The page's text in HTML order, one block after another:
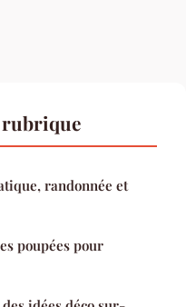
rubrique
randonnée et
poupées pour